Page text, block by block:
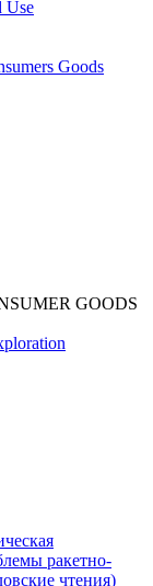
Use
Goods
GOODS
ракетно-
чтения)